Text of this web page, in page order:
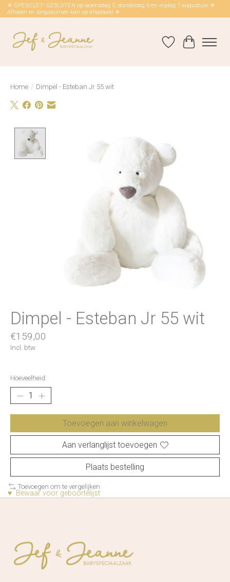
☀ OPEGELET! GESLOTEN op woensdag 5, donderdag 6 en vrijdag 7 augustus! ☀
Afhalen en langskomen kan op afspraak! ☀
Verlanglijst
Home / Dimpel - Esteban Jr 55 wit
Dimpel - Esteban Jr 55 wit
€159,00
Incl. btw
Hoeveelheid:
Toevoegen aan winkelwagen
Aan verlanglijst toevoegen
Plaats bestelling
Toevoegen om te vergelijken
♥ Bewaar voor geboortelijst